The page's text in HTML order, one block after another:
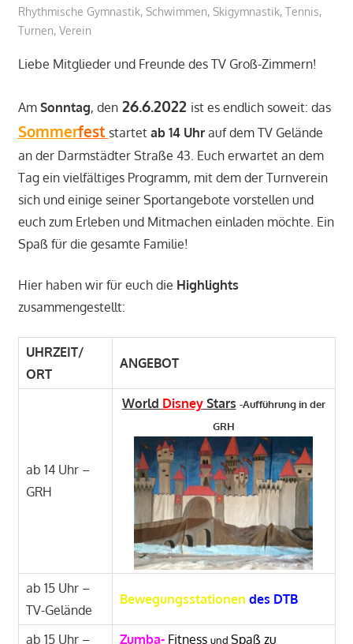
Rhythmische Gymnastik, Schwimmen, Skigymnastik, Tennis,
Turnen, Verein
Liebe Mitglieder und Freunde des TV Groß-Zimmern!
Am Sonntag, den26.6.2022 ist es endlich soweit: das
Sommerfest startet ab 14 Uhr auf dem TV Gelände
an der Darmstädter Straße 43. Euch erwartet an dem
Tag ein vielfältiges Programm, mit dem der Turnverein
sich und einige seiner Sportangebote vorstellen und
euch zum Erleben und Mitmachen einladen möchte. Ein
Spaß für die gesamte Familie!
Hier haben wir für euch die Highlights
zusammengestellt:
UHRZEIT/
ORT
ANGEBOT
ab 14 Uhr –
GRH
World DisneyStars -Aufführung in der
GRH
ab 15 Uhr –
TV-Gelände
Bewegungsstationendes DTB
ab 15 Uhr –
Zumba- FitnessundSpaßzu